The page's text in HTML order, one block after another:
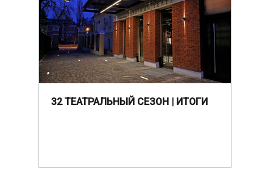
32 ТЕАТРАЛЬНЫЙ СЕЗОН | ИТОГИ